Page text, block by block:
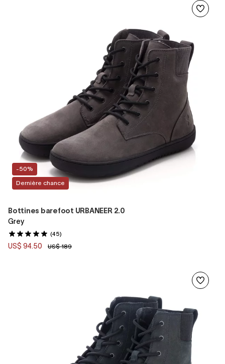
-50%
Dernière chance
Bottines barefoot URBANEER 2.0
Grey
(45)
US$ 94.50 US$ 189